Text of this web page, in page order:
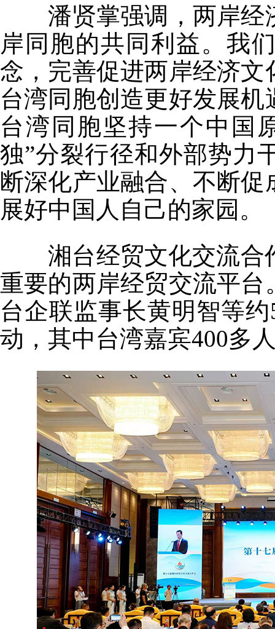
潘贤掌强调，两岸经
岸同胞的共同利益。我
念，完善促进两岸经济
台湾同胞创造更好发展
台湾同胞坚持一个中国
独”分裂行径和外部势力
断深化产业融合、不断
展好中国人自己的家园。
湘台经贸文化交流合
重要的两岸经贸交流平
台企联监事长黄明智等
动，其中台湾嘉宾400多